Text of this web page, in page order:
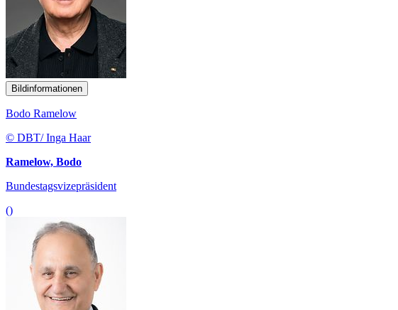
Bildinformationen
Bodo Ramelow
© DBT/ Inga Haar
Ramelow, Bodo
Bundestagsvizepräsident
()